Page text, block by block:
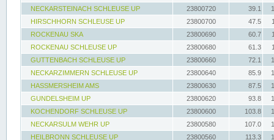
NECKARSTEINACH SCHLEUSE UP
23800720 39.1
HIRSCHHORN SCHLEUSE UP
23800700 47.5
ROCKENAU SKA
23800690 60.7
ROCKENAU SCHLEUSE UP
23800680 61.3
GUTTENBACH SCHLEUSE UP
23800660 72.1
NECKARZIMMERN SCHLEUSE UP
23800640 85.9
HASSMERSHEIM AMS
23800630 87.5
GUNDELSHEIM UP
23800620 93.8
KOCHENDORF SCHLEUSE UP
23800600 103.8
NECKARSULM WEHR UP
23800580 107.0
HEILBRONN SCHLEUSE UP
23800560 113.3